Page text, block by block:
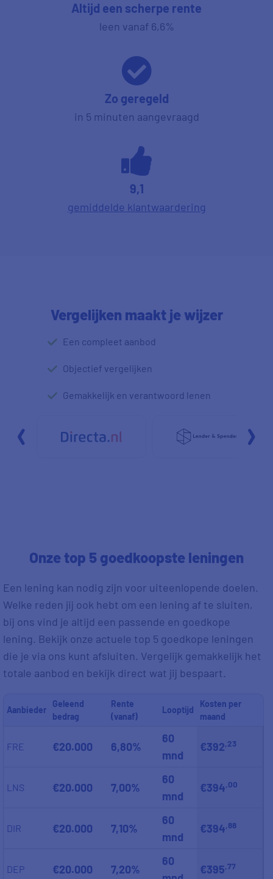
Altijd een scherpe rente
leen vanaf 6,6%
Zo geregeld
in 5 minuten aangevraagd
9,1
gemiddelde klantwaardering
Vergelijken maakt je wijzer
Een compleet aanbod
Objectief vergelijken
Gemakkelijk en verantwoord lenen
Onze top 5 goedkoopste leningen
Een lening kan nodig zijn voor uiteenlopende doelen.
Welke reden jij ook hebt om een lening af te sluiten,
bij ons vind je altijd een passende en goedkope
lening. Bekijk onze actuele top 5 goedkope leningen
die je via ons kunt afsluiten. Vergelijk gemakkelijk het
totale aanbod en bekijk direct wat jij bespaart.
Aanbieder
Geleend
bedrag
Rente
(vanaf)
Looptijd
Kosten per
maand
FRE €20.000 6,80%
60
mnd
€392,23
LNS €20.000 7,00%
60
mnd
€394,00
DIR €20.000 7,10%
60
mnd
€394,88
DEP €20.000 7,20%
60
€395,77